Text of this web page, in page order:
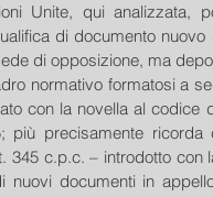
Unite, qui analizzata,
di documento nuovo
di opposizione, ma
normativo formatosi a
con la novella al codice
più precisamente
345 c.p.c. – introdotto con
nuovi documenti in